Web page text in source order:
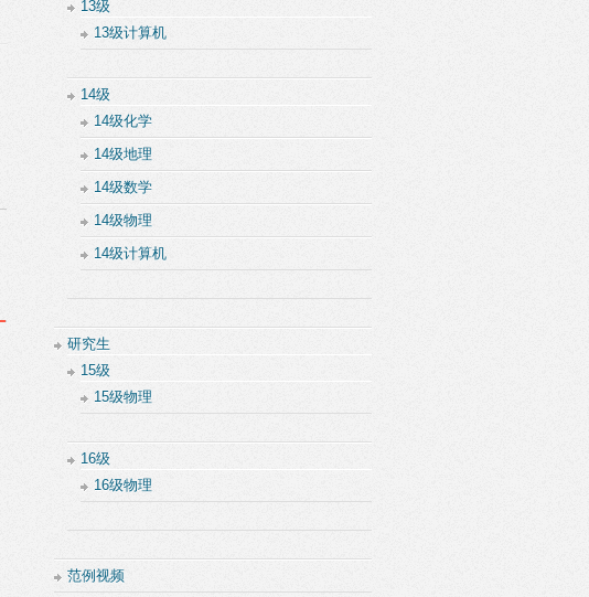
13级
13级计算机
14级
14级化学
14级地理
14级数学
14级物理
14级计算机
研究生
15级
15级物理
16级
16级物理
范例视频